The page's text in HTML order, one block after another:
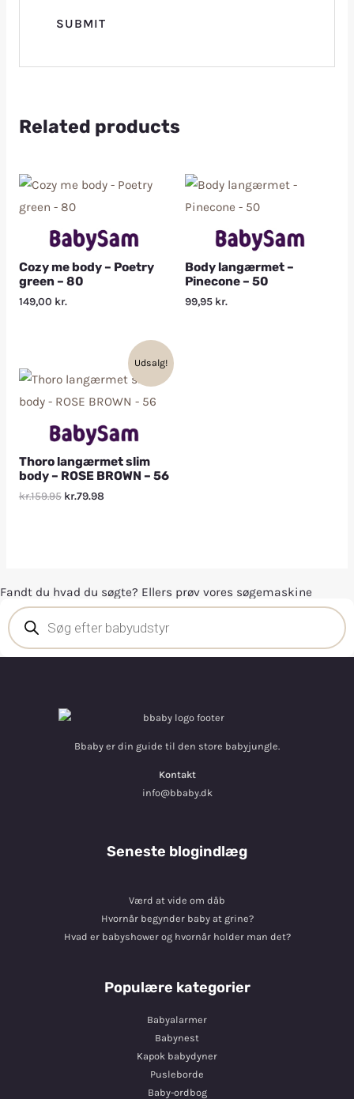
Related products
Cozy me body – Poetry
green – 80
149,00 kr.
Body langærmet –
Pinecone – 50
99,95 kr.
Udsalg!
Thoro langærmet slim
body – ROSE BROWN – 56
kr.159.95 kr.79.98
Fandt du hvad du søgte? Ellers prøv vores søgemaskine
Bbaby er din guide til den store babyjungle.
Kontakt
info@bbaby.dk
Seneste blogindlæg
Værd at vide om dåb
Hvornår begynder baby at grine?
Hvad er babyshower og hvornår holder man det?
Populære kategorier
Babyalarmer
Babynest
Kapok babydyner
Pusleborde
Baby-ordbog